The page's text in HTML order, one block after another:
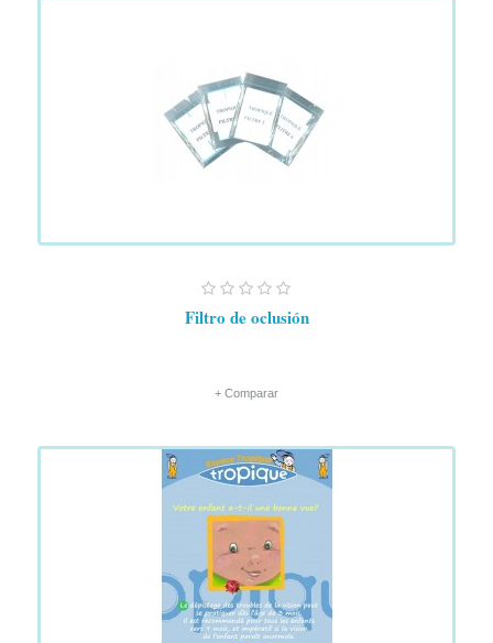
Filtro de oclusión
+ Comparar